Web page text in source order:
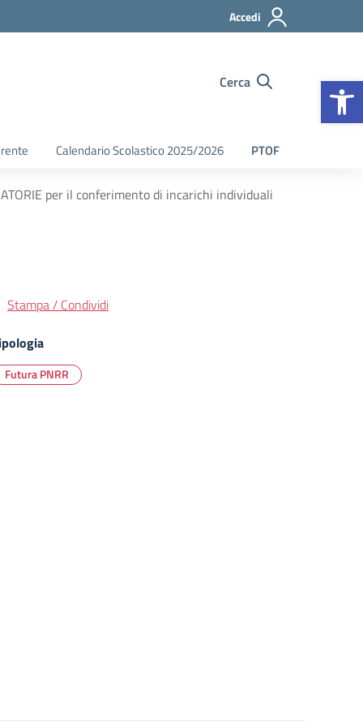
Accedi
Cerca
Calendario Scolastico 2025/2026 PTOF
per il conferimento di incarichi individuali
Stampa / Condividi
Futura PNRR